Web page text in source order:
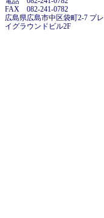
FAX 082-241-0782
広島県広島市中区袋町2-7 プレ
イグラウンドビル2F